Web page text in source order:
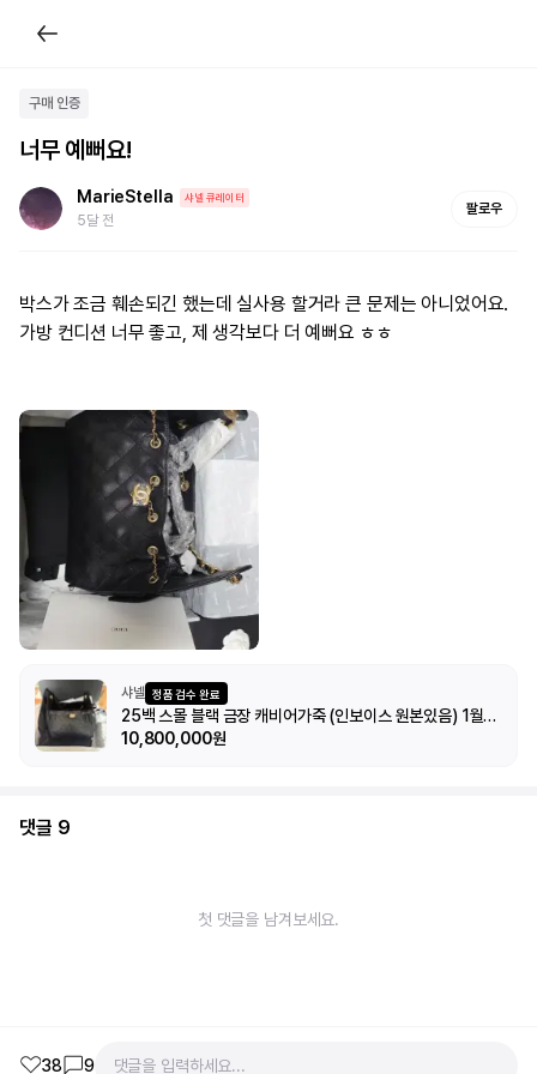
구매 인증
너무 예뻐요!
MarieStella 샤넬 큐레이터
5달 전
팔로우
박스가 조금 훼손되긴 했는데 실사용 할거라 큰 문제는 아니었어요.
가방 컨디션 너무 좋고, 제 생각보다 더 예뻐요 ㅎㅎ
샤넬 정품 검수 완료
25백 스몰 블랙 금장 캐비어가죽 (인보이스 원본있음) 1월21일에
10,800,000원
댓글 9
첫 댓글을 남겨보세요.
38 9 댓글을 입력하세요...